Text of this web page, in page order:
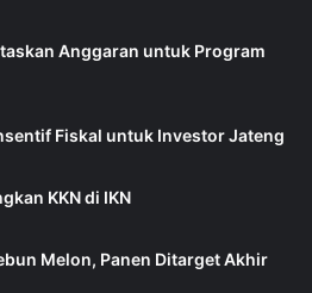
Anggaran untuk Program
Fiskal untuk Investor Jateng
KKN di IKN
Melon, Panen Ditarget Akhir